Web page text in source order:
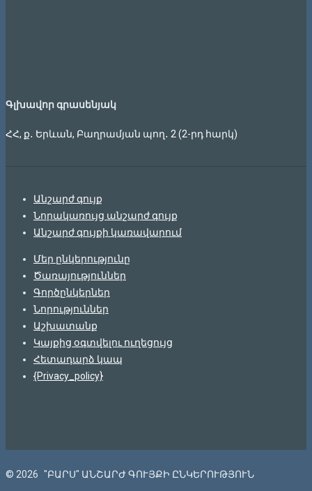
Գլխավոր գրասենյակ
ՀՀ, ք․ Երևան, Բաղրամյան պող․ 2 (2-րդ հարկ)
Անշարժ գույք
Նորակառույց անշարժ գույք
Անշարժ գույքի կառավարում
Մեր ընկերությունը
Ծառայություններ
Գործընկերներ
Նորություններ
Աշխատանք
Կայքից օգտվելու ուղեցույց
Հետադարձ կապ
{Privacy_policy}
© 2026 "ԲԱՐՍ" ԱՆՇԱՐԺ ԳՈՒՅՔԻ ԸՆԿԵՐՈՒԹՅՈՒՆ